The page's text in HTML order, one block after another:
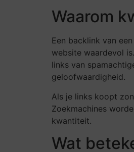
Waarom
Een backlink van
website waardevol
links van
geloofwaardigheid.
Als je links koopt
Zoekmachines
kwantiteit.
Wat